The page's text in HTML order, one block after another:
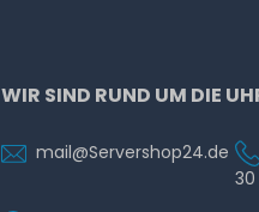
WIR SIND RUND UM DIE
mail@Servershop24.de
30